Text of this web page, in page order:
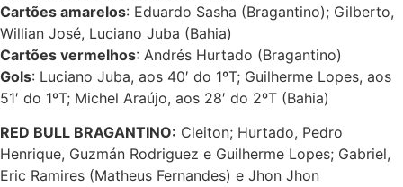
Cartões amarelos: Eduardo Sasha (Bragantino); Gilberto,
Willian José, Luciano Juba (Bahia)
Cartões vermelhos: Andrés Hurtado (Bragantino)
Gols: Luciano Juba, aos 40′ do 1ºT; Guilherme Lopes, aos
51′ do 1ºT; Michel Araújo, aos 28′ do 2ºT (Bahia)
RED BULL BRAGANTINO: Cleiton; Hurtado, Pedro
Henrique, Guzmán Rodriguez e Guilherme Lopes; Gabriel,
Eric Ramires (Matheus Fernandes) e Jhon Jhon